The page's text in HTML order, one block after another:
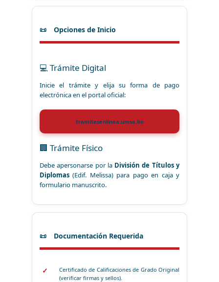
Opciones de Inicio
💻 Trámite Digital
Inicie el trámite y elija su forma de pago
electrónica en el portal oficial:
tramitesenlinea.umsa.bo
🏢 Trámite Físico
Debe apersonarse por la División de Títulos y
Diplomas (Edif. Melissa) para pago en caja y
formulario manuscrito.
Documentación Requerida
Certificado de Calificaciones de Grado Original
(verificar firmas y sellos).